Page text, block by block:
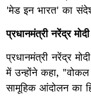
'मेड इन भारत' का
प्रधानमंत्री नरेंद्र
प्रधानमंत्री नरेंद्र
में उन्होंने कहा,
सामूहिक आंदोलन का